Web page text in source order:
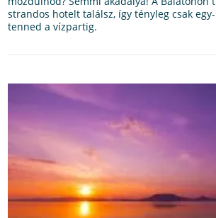
strandos hotelt találsz, így tényleg csak
tenned a vízpartig.